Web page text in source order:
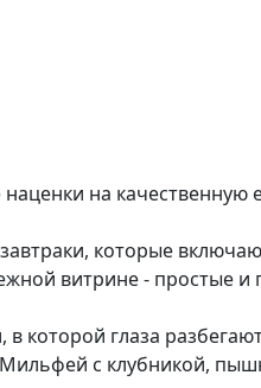
на качественную
которые
витрине - простые
в которой глаза
с клубникой,